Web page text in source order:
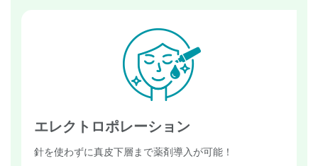
エレクトロポレーション
針を使わずに真皮下層まで薬剤導入が可能！